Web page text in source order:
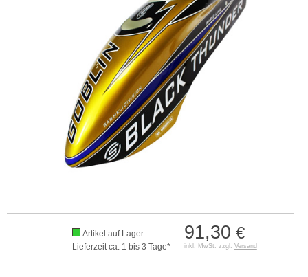
91,30 €
inkl. MwSt. zzgl. Versand
Artikel auf Lager
Lieferzeit ca. 1 bis 3 Tage*